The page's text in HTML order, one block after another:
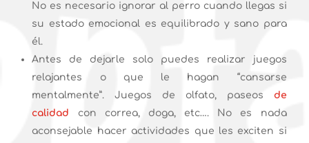
No es necesario ignorar al perro cuando llegas si
su estado emocional es equilibrado y sano para
él.
Antes de dejarle solo puedes realizar juegos
relajantes o que le hagan “cansarse
mentalmente”. Juegos de olfato, paseos de
calidad con correa, doga, etc…. No es nada
aconsejable hacer actividades que les exciten si